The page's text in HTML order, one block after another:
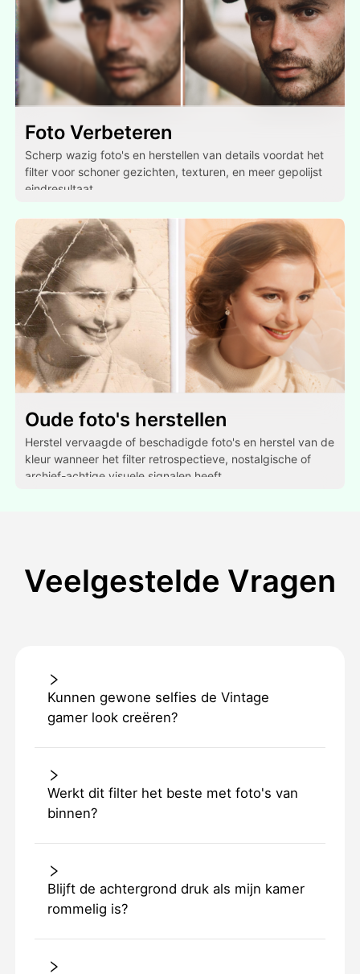
Foto Verbeteren
Scherp wazig foto's en herstellen van details voordat het
filter voor schoner gezichten, texturen, en meer gepolijst
eindresultaat.
Oude foto's herstellen
Herstel vervaagde of beschadigde foto's en herstel van de
kleur wanneer het filter retrospectieve, nostalgische of
archief-achtige visuele signalen heeft.
Veelgestelde Vragen
Kunnen gewone selfies de Vintage
gamer look creëren?
Werkt dit filter het beste met foto's van
binnen?
Blijft de achtergrond druk als mijn kamer
rommelig is?